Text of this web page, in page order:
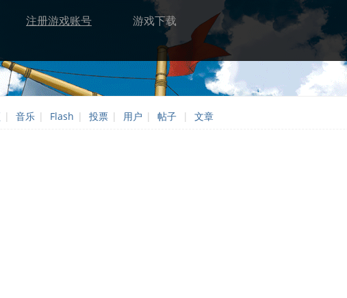
注册游戏账号 游戏下载
| 音乐 | Flash | 投票 | 用户 | 帖子 | 文章